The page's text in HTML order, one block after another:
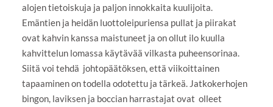
alojen tietoiskuja ja paljon innokkaita kuulijoita.
Emäntien ja heidän luottoleipuriensa pullat ja piirakat
ovat kahvin kanssa maistuneet ja on ollut ilo kuulla
kahvittelun lomassa käytävää vilkasta puheensorinaa.
Siitä voi tehdä johtopäätöksen, että viikoittainen
tapaaminen on todella odotettu ja tärkeä. Jatkokerhojen
bingon, laviksen ja boccian harrastajat ovat olleet